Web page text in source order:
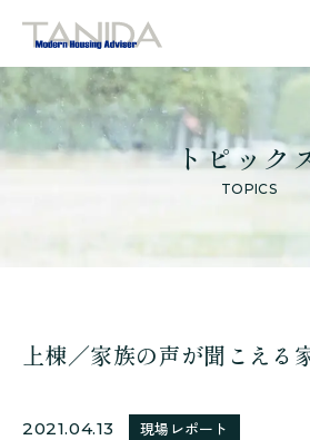
谷田工務店のトップページへ移動
トピック
TOPICS
上棟／家族の声が聞こえる
2021.04.13 現場レポート